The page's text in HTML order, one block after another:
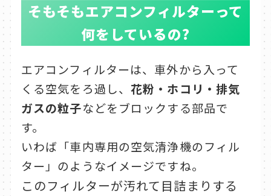
そもそもエアコンフィルターって
何をしているの?
エアコンフィルターは、車外から入って
くる空気をろ過し、花粉・ホコリ・排気
ガスの粒子などをブロックする部品で
す。
いわば「車内専用の空気清浄機のフィル
ター」のようなイメージですね。
このフィルターが汚れて目詰まりする